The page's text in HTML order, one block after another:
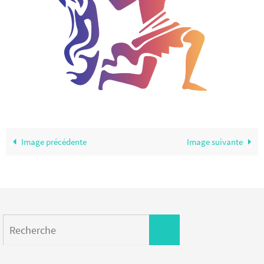
Image précédente Image suivante